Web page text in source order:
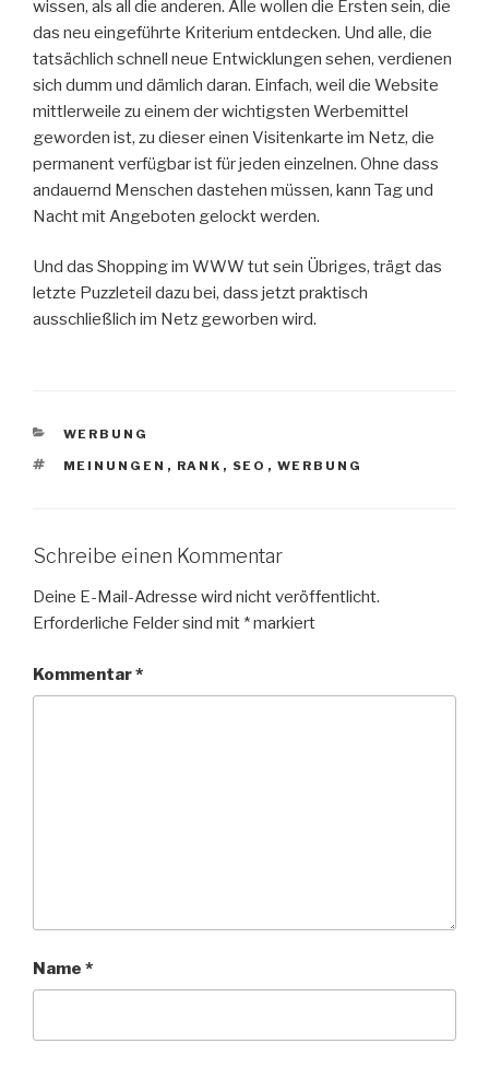
wissen, als all die anderen. Alle wollen die Ersten sein, die
das neu eingeführte Kriterium entdecken. Und alle, die
tatsächlich schnell neue Entwicklungen sehen, verdienen
sich dumm und dämlich daran. Einfach, weil die Website
mittlerweile zu einem der wichtigsten Werbemittel
geworden ist, zu dieser einen Visitenkarte im Netz, die
permanent verfügbar ist für jeden einzelnen. Ohne dass
andauernd Menschen dastehen müssen, kann Tag und
Nacht mit Angeboten gelockt werden.
Und das Shopping im WWW tut sein Übriges, trägt das
letzte Puzzleteil dazu bei, dass jetzt praktisch
ausschließlich im Netz geworben wird.
KATEGORIEN
WERBUNG
SCHLAGWÖRTER
MEINUNGEN , RANK , SEO , WERBUNG
Schreibe einen Kommentar
Deine E-Mail-Adresse wird nicht veröffentlicht.
Erforderliche Felder sind mit *markiert
Kommentar*
Name *